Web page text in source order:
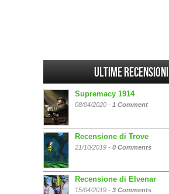
Ultime Recensioni
Supremacy 1914
08/04/2020 - 1 Comment
Recensione di Trove
21/10/2019 - 0 Comments
Recensione di Elvenar
15/04/2019 - 3 Comments